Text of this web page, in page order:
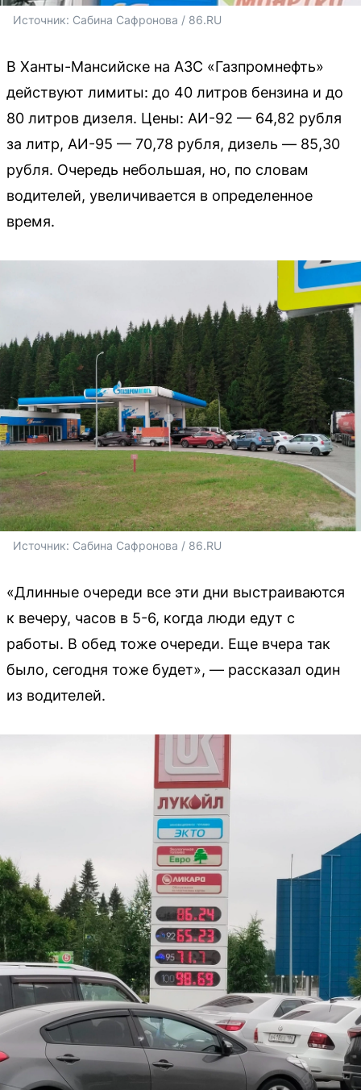
Источник: Сабина Сафронова / 86.RU
В Ханты-Мансийске на АЗС «Газпромнефть»
действуют лимиты: до 40 литров бензина и до
80 литров дизеля. Цены: АИ-92 — 64,82 рубля
за литр, АИ-95 — 70,78 рубля, дизель — 85,30
рубля. Очередь небольшая, но, по словам
водителей, увеличивается в определенное
время.
Источник: Сабина Сафронова / 86.RU
«Длинные очереди все эти дни выстраиваются
к вечеру, часов в 5-6, когда люди едут с
работы. В обед тоже очереди. Еще вчера так
было, сегодня тоже будет», — рассказал один
из водителей.